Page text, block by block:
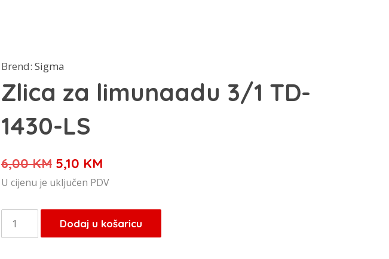
Brend: Sigma
Zlica za limunaadu 3/1 TD-
1430-LS
6,00KM Izvorna
cijena
je:
6,00 KM.
5,10 KMTrenutna
cijena
5,10 KM.
U cijenu je uključen PDV
Zlica
za
Dodaj u košaricu